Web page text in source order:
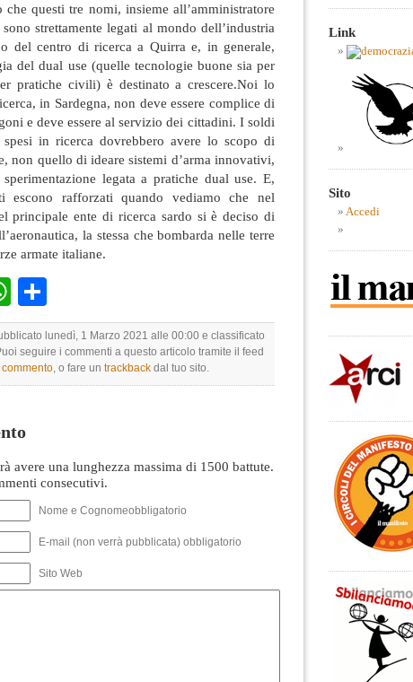
che questi tre nomi, insieme all’amministratore
strettamente legati al mondo dell’industria
del centro di ricerca a Quirra e, in generale,
del dual use (quelle tecnologie buone sia per
pratiche civili) è destinato a crescere.Noi lo
in Sardegna, non deve essere complice di
e deve essere al servizio dei cittadini. I soldi
in ricerca dovrebbero avere lo scopo di
non quello di ideare sistemi d’arma innovativi,
legata a pratiche dual use. E,
escono rafforzati quando vediamo che nel
principale ente di ricerca sardo si è deciso di
la stessa che bombarda nelle terre
armate italiane.
WhatsApp
lunedì, 1 Marzo 2021 alle 00:00 e classificato
seguire i commenti a questo articolo tramite il feed
, o fare un trackback dal tuo sito.
avere una lunghezza massima di 1500 battute.
consecutivi.
Nome e Cognomeobbligatorio
E-mail (non verrà pubblicata) obbligatorio
Sito Web
Link
Sito
Accedi